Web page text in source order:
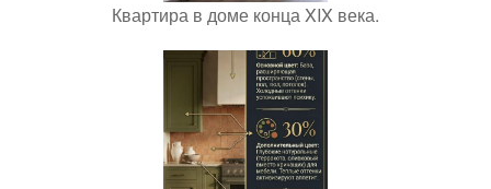
Квартира в доме конца XIX века.